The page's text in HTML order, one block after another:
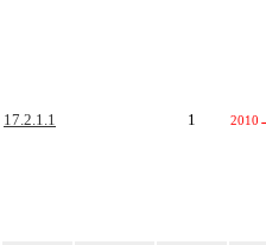
17.2.1.1 1 2010